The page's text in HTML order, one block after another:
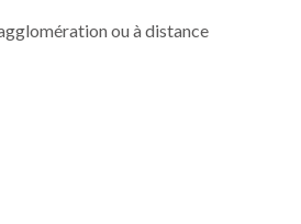
ou à distance